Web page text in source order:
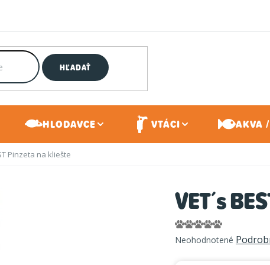
HĽADAŤ
HLODAVCE VTÁCI AKVA
Pinzeta na kliešte
VET´s
Priemerné
hodnotenie
Neohodnotené